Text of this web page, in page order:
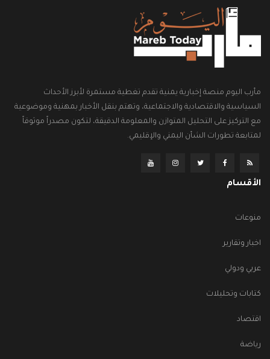
مأرب اليوم منصة إخبارية يمنية تقدم تغطية مستمرة لأبرز الأحداث
السياسية والاقتصادية والاجتماعية، وتهتم بنقل الأخبار بمهنية وموضوعية
مع التركيز على التحليل المتوازن والمعلومة الدقيقة، لتكون مصدراً موثوقاً
لمتابعة تطورات الشأن اليمني والإقليمي.
الأقسام
منوعات
اخبار وتقارير
عربي ودولي
كتابات وتحليلات
اقتصاد
رياضة